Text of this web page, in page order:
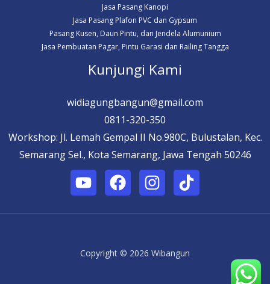
Jasa Pasang Kanopi
Jasa Pasang Plafon PVC dan Gypsum
Pasang Kusen, Daun Pintu, dan Jendela Alumunium
Jasa Pembuatan Pagar, Pintu Garasi dan Railing Tangga
Kunjungi Kami
widiagungbangun@gmail.com
0811-320-350
Workshop: Jl. Lemah Gempal II No.980C, Bulustalan, Kec.
Semarang Sel., Kota Semarang, Jawa Tengah 50246
Copyright © 2026 Wibangun